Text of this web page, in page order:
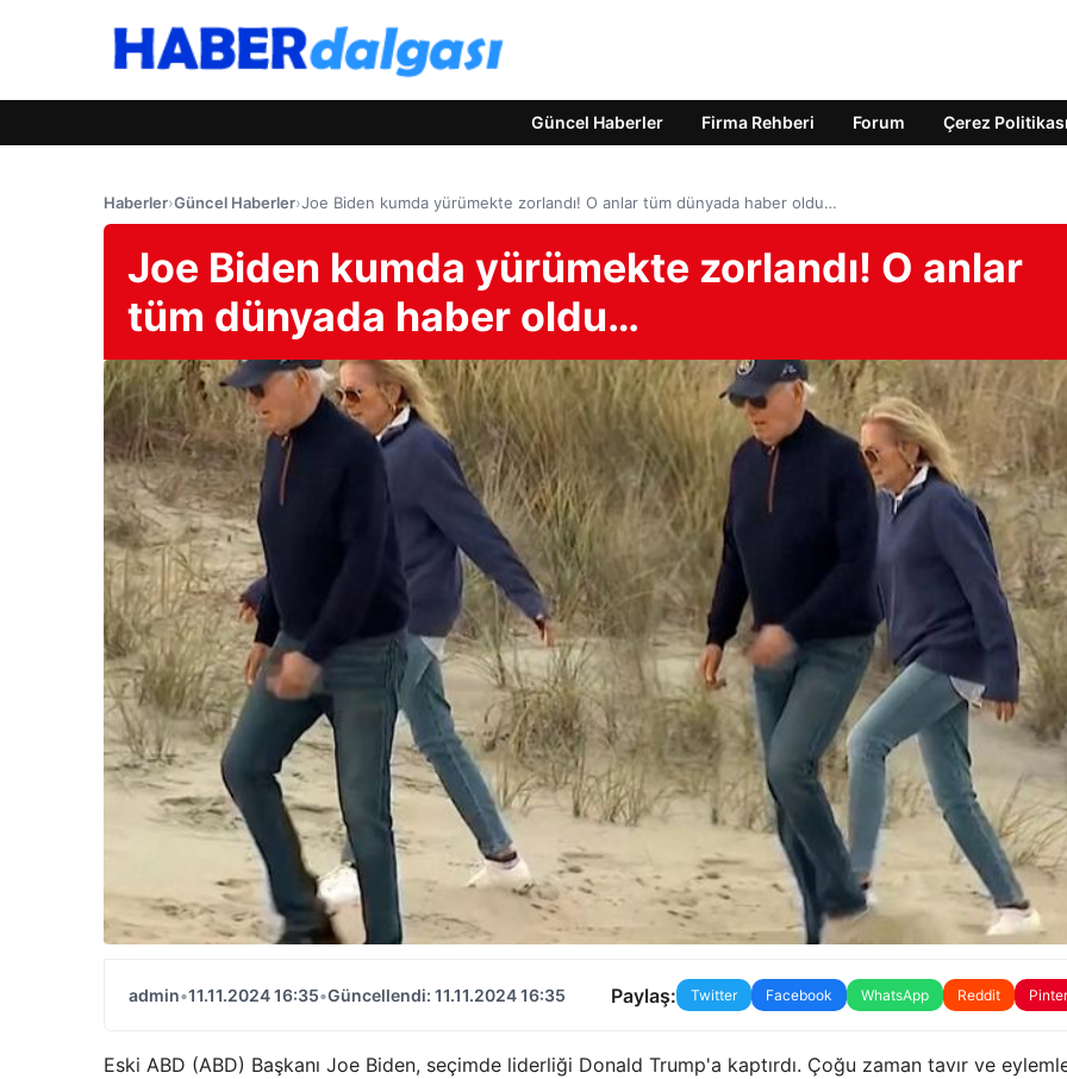
Güncel Haberler Firma Rehberi Forum Çerez Politikası
Haberler›Güncel Haberler›Joe Biden kumda yürümekte zorlandı! O anlar tüm dünyada haber oldu…
Joe Biden kumda yürümekte zorlandı! O anlar
tüm dünyada haber oldu…
admin•11.11.2024 16:35•Güncellendi: 11.11.2024 16:35 Paylaş: Twitter Facebook WhatsApp Reddit
Eski ABD (ABD) Başkanı Joe Biden, seçimde liderliği Donald Trump'a kaptırdı. Çoğu zaman tavır ve